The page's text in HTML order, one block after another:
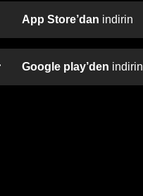
App Store’dan indirin
Google play’den indirin